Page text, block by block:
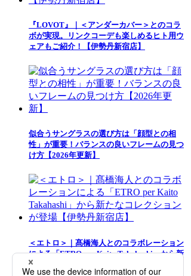
『LOVOT』｜＜アンダーカバー＞とのコラ
ボが実現。リンクコーデも楽しめるヒト用ウ
ェアもご紹介！【伊勢丹新宿店】
似合うサングラスの選び方は「顔型との相
性」が重要！バランスの良いフレームの見つ
け方【2026年更新】
＜エトロ＞｜髙橋海人とのコラボレーション
による「ETRO per Kaito Takahashi」から新
たなコレクションが登場【伊勢丹新宿店】